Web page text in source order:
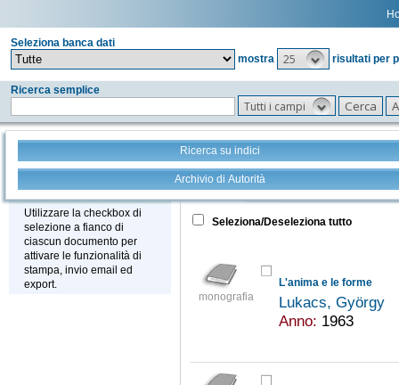
Seleziona banca dati
mostra
25 risultati per
Ricerca semplice
Tutti i campi
Ricerca su indici
Archivio di Autorità
Stampa - Email - Export
Utilizzare la checkbox di
selezione a fianco di
ciascun documento per
attivare le funzionalità di
stampa, invio email ed
export.
Tutto +
Seleziona/Deseleziona tutto
monografia
L'anima e le forme
Lukacs, György
Anno: 1963